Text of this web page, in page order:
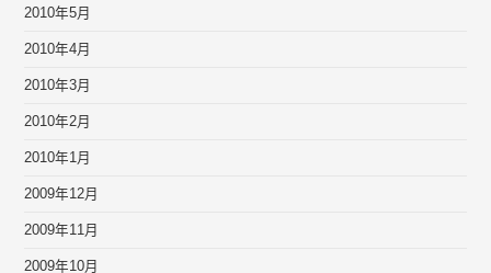
2010年5月
2010年4月
2010年3月
2010年2月
2010年1月
2009年12月
2009年11月
2009年10月